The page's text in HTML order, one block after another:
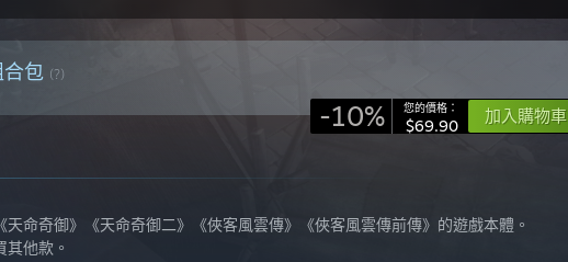
合包 (?)
-10% 您的價格：
$69.90 加入購物車
命奇御》《天命奇御二》《俠客風雲傳》《俠客風雲傳前傳》的遊戲本體。
他款。